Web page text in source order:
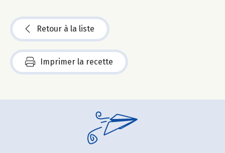
Retour à la liste
Imprimer la recette